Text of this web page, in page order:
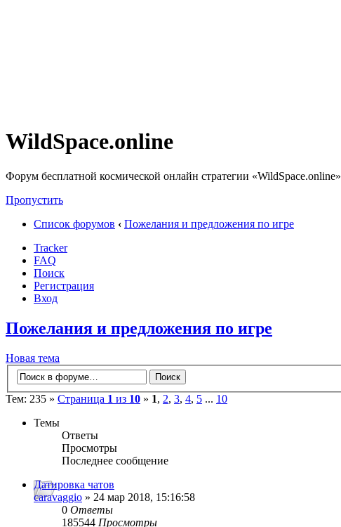
WildSpace.online
Форум бесплатной космической онлайн стратегии «WildSpace.online»
Пропустить
Список форумов ‹ Пожелания и предложения по игре
Tracker
FAQ
Поиск
Регистрация
Вход
Пожелания и предложения по игре
Новая тема
Тем: 235 » Страница 1 из 10 » 1, 2, 3, 4, 5 ... 10
Темы
Ответы
Просмотры
Последнее сообщение
Датировка чатов
caravaggio » 24 мар 2018, 15:16:58
0 Ответы
185544 Просмотры